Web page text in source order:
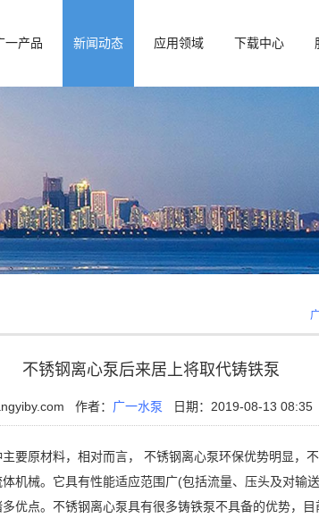
一产品 新闻动态 应用领域 下载中心
不锈钢离心泵后来居上将取代铸铁泵
作者： 广一水泵 日期：2019-08-13 08:35
原材料，相对而言， 不锈钢离心泵环保优势明显，
机械。它具有性能适应范围广(包括流量、压头及对输
优点。不锈钢离心泵具有很多铸铁泵不具备的优势，